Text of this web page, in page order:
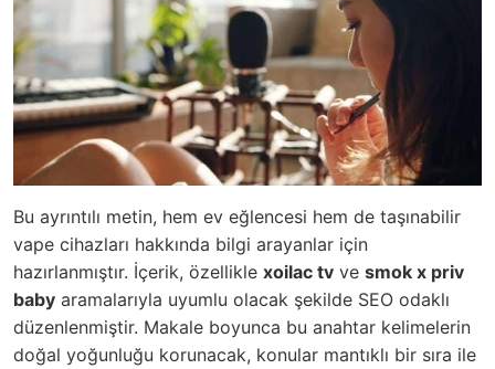
Bu ayrıntılı metin, hem ev eğlencesi hem de taşınabilir
vape cihazları hakkında bilgi arayanlar için
hazırlanmıştır. İçerik, özellikle xoilac tv ve smok x priv
baby aramalarıyla uyumlu olacak şekilde SEO odaklı
düzenlenmiştir. Makale boyunca bu anahtar kelimelerin
doğal yoğunluğu korunacak, konular mantıklı bir sıra ile